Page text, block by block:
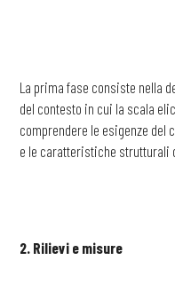
La prima fase consiste nella
del contesto in cui la scala
comprendere le esigenze del
e le caratteristiche strutturali
2. Rilievi e misure